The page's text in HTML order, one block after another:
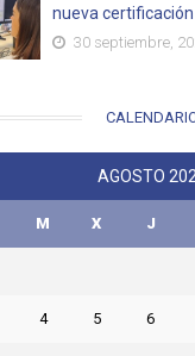
nueva certificación
30 septiembre,
AGOSTO
M X J
4 5 6